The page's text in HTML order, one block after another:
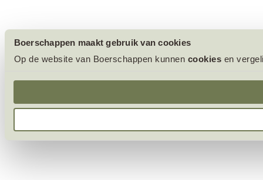
Boerschappen maakt gebruik van cookies
Op de website van Boerschappen kunnen cookies en